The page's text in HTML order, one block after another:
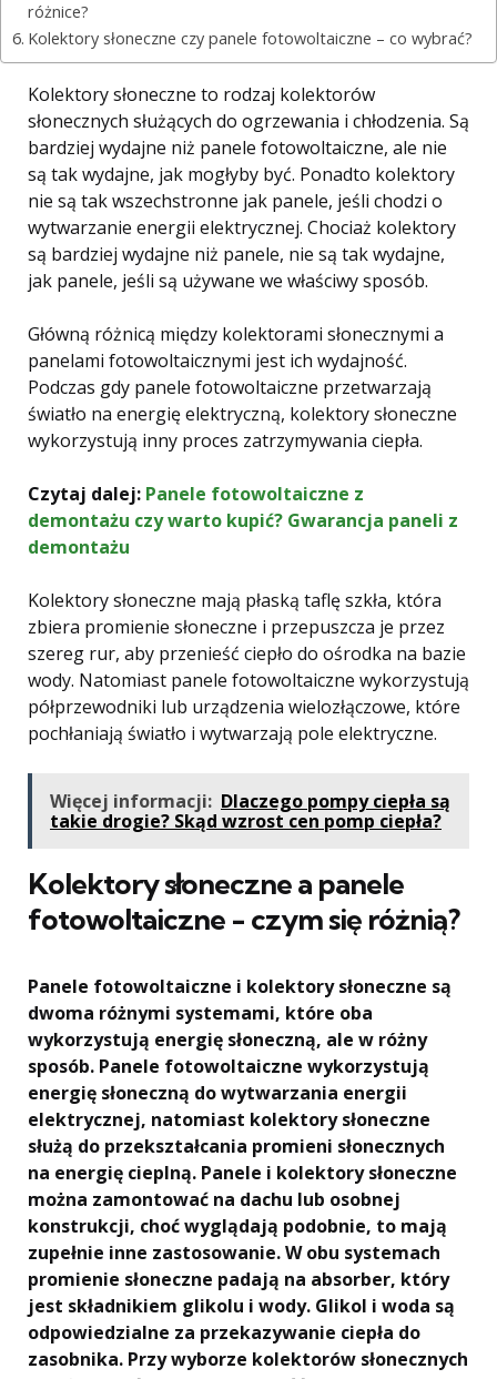
różnice?
Kolektory słoneczne czy panele fotowoltaiczne – co wybrać?
Kolektory słoneczne to rodzaj kolektorów
słonecznych służących do ogrzewania i chłodzenia. Są
bardziej wydajne niż panele fotowoltaiczne, ale nie
są tak wydajne, jak mogłyby być. Ponadto kolektory
nie są tak wszechstronne jak panele, jeśli chodzi o
wytwarzanie energii elektrycznej. Chociaż kolektory
są bardziej wydajne niż panele, nie są tak wydajne,
jak panele, jeśli są używane we właściwy sposób.
Główną różnicą między kolektorami słonecznymi a
panelami fotowoltaicznymi jest ich wydajność.
Podczas gdy panele fotowoltaiczne przetwarzają
światło na energię elektryczną, kolektory słoneczne
wykorzystują inny proces zatrzymywania ciepła.
Czytaj dalej: Panele fotowoltaiczne z
demontażu czy warto kupić? Gwarancja paneli z
demontażu
Kolektory słoneczne mają płaską taflę szkła, która
zbiera promienie słoneczne i przepuszcza je przez
szereg rur, aby przenieść ciepło do ośrodka na bazie
wody. Natomiast panele fotowoltaiczne wykorzystują
półprzewodniki lub urządzenia wielozłączowe, które
pochłaniają światło i wytwarzają pole elektryczne.
Więcej informacji: Dlaczego pompy ciepła są
takie drogie? Skąd wzrost cen pomp ciepła?
Kolektory słoneczne a panele
fotowoltaiczne - czym się różnią?
Panele fotowoltaiczne i kolektory słoneczne są
dwoma różnymi systemami, które oba
wykorzystują energię słoneczną, ale w różny
sposób. Panele fotowoltaiczne wykorzystują
energię słoneczną do wytwarzania energii
elektrycznej, natomiast kolektory słoneczne
służą do przekształcania promieni słonecznych
na energię cieplną. Panele i kolektory słoneczne
można zamontować na dachu lub osobnej
konstrukcji, choć wyglądają podobnie, to mają
zupełnie inne zastosowanie. W obu systemach
promienie słoneczne padają na absorber, który
jest składnikiem glikolu i wody. Glikol i woda są
odpowiedzialne za przekazywanie ciepła do
zasobnika. Przy wyborze kolektorów słonecznych